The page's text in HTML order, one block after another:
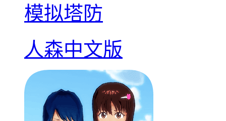
模拟塔防
人森中文版